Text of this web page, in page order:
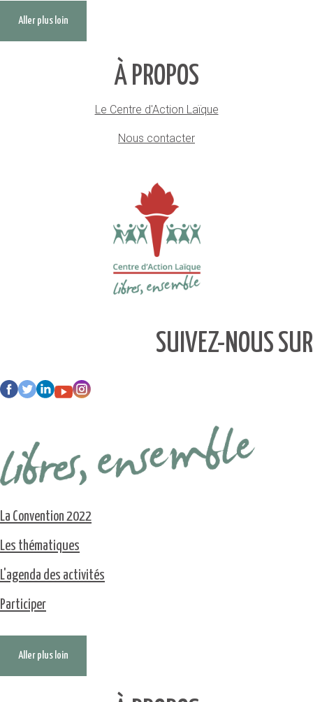
Aller plus loin
À PROPOS
Le Centre d'Action Laïque
Nous contacter
SUIVEZ-NOUS SUR
La Convention 2022
Les thématiques
L'agenda des activités
Participer
Aller plus loin